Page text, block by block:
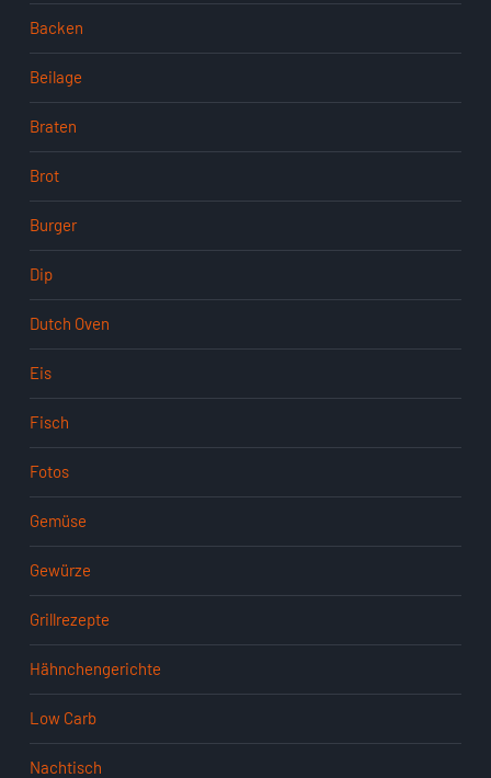
Backen
Beilage
Braten
Brot
Burger
Dip
Dutch Oven
Eis
Fisch
Fotos
Gemüse
Gewürze
Grillrezepte
Hähnchengerichte
Low Carb
Nachtisch